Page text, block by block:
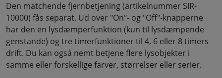
Den matchende fjernbetjening (artikelnummer SIR-
10000) fås separat. Ud over "On"- og "Off"-knapperne
har den en lysdæmperfunktion (kun til lysdæmpende
genstande) og tre timerfunktioner til 4, 6 eller 8 timers
drift. Du kan også nemt betjene flere lysobjekter i
samme eller forskellige farver, størrelser eller serier.